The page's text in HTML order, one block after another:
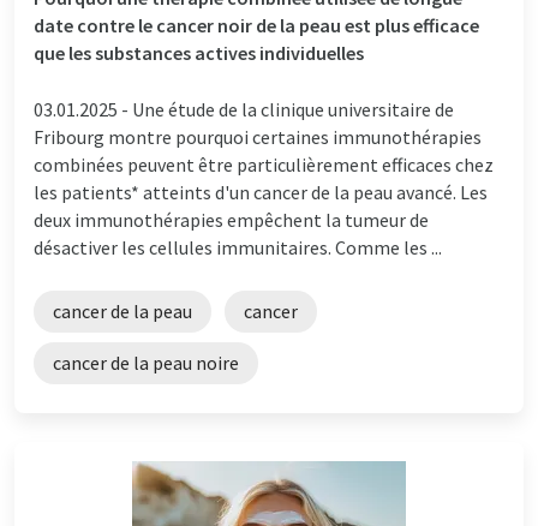
date contre le cancer noir de la peau est plus efficace
que les substances actives individuelles
03.01.2025 - Une étude de la clinique universitaire de
Fribourg montre pourquoi certaines immunothérapies
combinées peuvent être particulièrement efficaces chez
les patients* atteints d'un cancer de la peau avancé. Les
deux immunothérapies empêchent la tumeur de
désactiver les cellules immunitaires. Comme les ...
cancer de la peau cancer
cancer de la peau noire